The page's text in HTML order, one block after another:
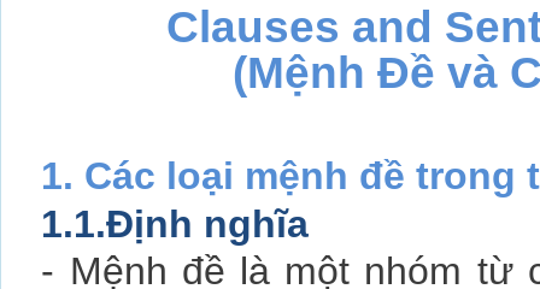
Clauses and
(Mệnh Đề và
1. Các loại mệnh đề trong
1.1.Định nghĩa
- Mệnh đề là một nhóm từ